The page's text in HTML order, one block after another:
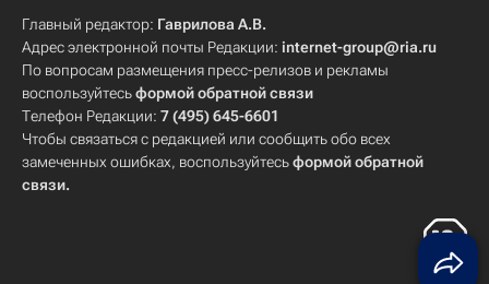
Главный редактор: Гаврилова А.В.
Адрес электронной почты Редакции: internet-group@ria.ru
По вопросам размещения пресс-релизов и рекламы
воспользуйтесьформой обратной связи
Телефон Редакции: 7 (495) 645-6601
Чтобы связаться с редакцией или сообщить обо всех
замеченных ошибках, воспользуйтесьформой обратной
связи.